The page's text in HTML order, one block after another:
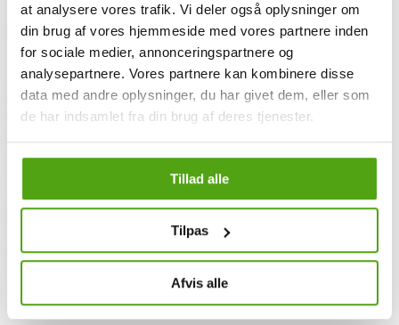
at analysere vores trafik. Vi deler også oplysninger om
din brug af vores hjemmeside med vores partnere inden
for sociale medier, annonceringspartnere og
analysepartnere. Vores partnere kan kombinere disse
data med andre oplysninger, du har givet dem, eller som
de har indsamlet fra din brug af deres tjenester.
Tillad alle
Tilpas
Afvis alle
Kop & Kande og rabatkoder
Kop & Kande er stedet, hvor du finder alt inden for køkkenudstyr,
borddækning og boligtilbehør - en sand ekspert med et stort udvalg
og en høj kvalitet. Med mere end 40 års erfaring og butikker over
Der er ofte fristende rabatkoder og tilbud at finde hos Kop & Kande,
så du har mulighed for at gøre et godt køb uden at gå på kompromis
med kvaliteten. De har alt lige fra køkkenmaskiner til service og
regelmæssigt lancerer gode tilbud på.
rabatter samt information om kommende salg før alle andre.